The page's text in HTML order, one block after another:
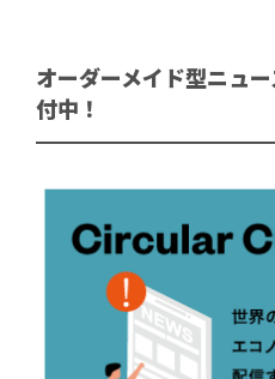
オーダーメイド型ニュ
付中！